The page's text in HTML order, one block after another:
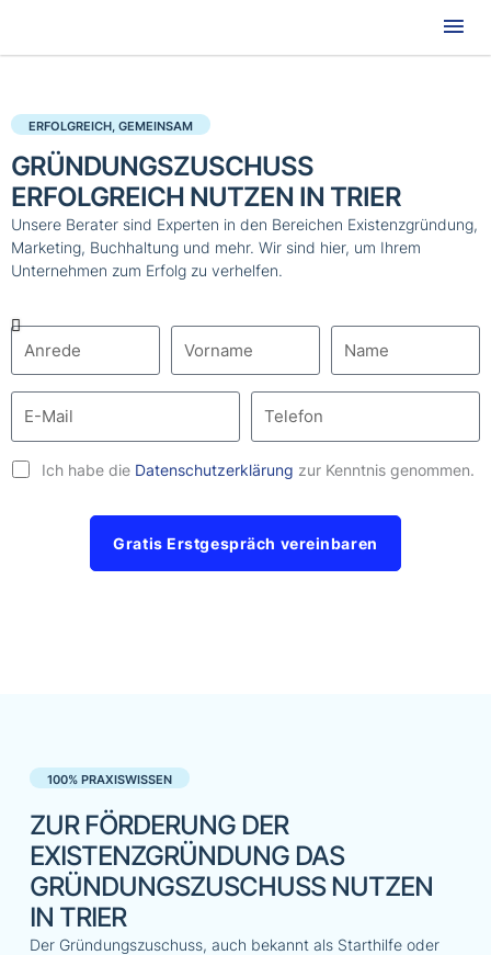
ERFOLGREICH, GEMEINSAM
GRÜNDUNGSZUSCHUSS
ERFOLGREICH NUTZEN IN TRIER
Unsere Berater sind Experten in den Bereichen Existenzgründung,
Marketing, Buchhaltung und mehr. Wir sind hier, um Ihrem
Unternehmen zum Erfolg zu verhelfen.
Ich habe die Datenschutzerklärung zur Kenntnis genommen.
Gratis Erstgespräch vereinbaren
100% PRAXISWISSEN
ZUR FÖRDERUNG DER
EXISTENZGRÜNDUNG DAS
GRÜNDUNGSZUSCHUSS NUTZEN
IN TRIER
Der Gründungszuschuss, auch bekannt als Starthilfe oder